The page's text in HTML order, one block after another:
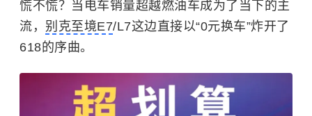
慌不慌？当电车销量超越燃油车成为了当下的主
流， 别克至境E7/L7这边直接以“0元换车”炸开了
618的序曲。